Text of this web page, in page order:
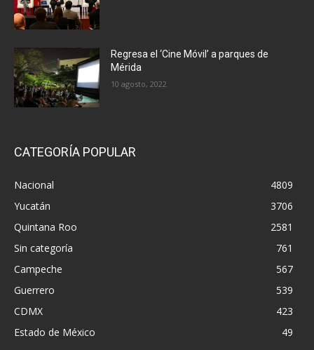
Regresa el ‘Cine Móvil’ a parques de
Mérida
10 agosto, 2022
CATEGORÍA POPULAR
Nacional
4809
Yucatán
3706
Quintana Roo
2581
Sin categoría
761
Campeche
567
Guerrero
539
CDMX
423
Estado de México
49